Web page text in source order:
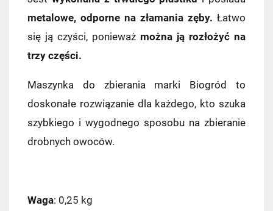
metalowe, odporne na złamania zęby. Łatwo
się ją czyści, ponieważ można ją rozłożyć na
trzy części.
Maszynka do zbierania marki Biogród to
doskonałe rozwiązanie dla każdego, kto szuka
szybkiego i wygodnego sposobu na zbieranie
drobnych owoców.
Waga: 0,25 kg
Pocztex PUNKT/AUTOMAT 7,49 zł
ORLEN Paczka 11,99 zł
InPost Paczkomat 24/7